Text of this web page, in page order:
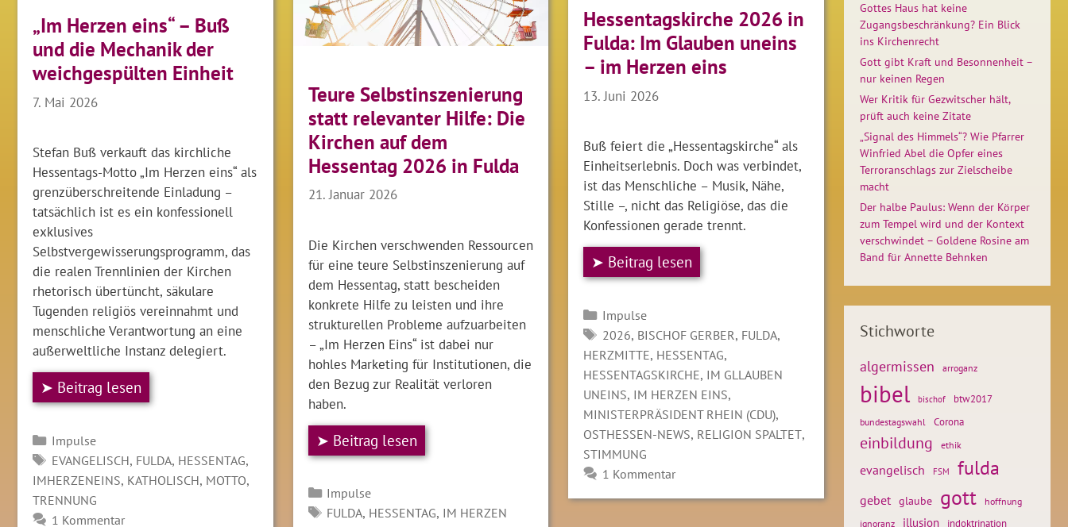
Hessentagskirche 2026 in
Fulda: Im Glauben uneins
– im Herzen eins
13. Juni 2026
Buß feiert die „Hessentagskirche“ als
Einheitserlebnis. Doch was verbindet,
ist das Menschliche – Musik, Nähe,
Stille –, nicht das Religiöse, das die
Konfessionen gerade trennt.
➤ Beitrag lesen
Kategorien
Impulse
SCHLAGWÖRTER
2026, BISCHOF GERBER, FULDA,
HERZMITTE, HESSENTAG,
HESSENTAGSKIRCHE, IM GLLAUBEN
UNEINS, IM HERZEN EINS,
MINISTERPRÄSIDENT RHEIN (CDU),
OSTHESSEN-NEWS, RELIGION SPALTET,
STIMMUNG
1 Kommentar
„Im Herzen eins“ – Buß
und die Mechanik der
weichgespülten Einheit
7. Mai 2026
Stefan Buß verkauft das kirchliche
Hessentags-Motto „Im Herzen eins“ als
grenzüberschreitende Einladung –
tatsächlich ist es ein konfessionell
exklusives
Selbstvergewisserungsprogramm, das
die realen Trennlinien der Kirchen
rhetorisch übertüncht, säkulare
Tugenden religiös vereinnahmt und
menschliche Verantwortung an eine
außerweltliche Instanz delegiert.
➤ Beitrag lesen
Kategorien
Impulse
SCHLAGWÖRTER
EVANGELISCH, FULDA, HESSENTAG,
IMHERZENEINS, KATHOLISCH, MOTTO,
TRENNUNG
1 Kommentar
Teure Selbstinszenierung
statt relevanter Hilfe: Die
Kirchen auf dem
Hessentag 2026 in Fulda
21. Januar 2026
Die Kirchen verschwenden Ressourcen
für eine teure Selbstinszenierung auf
dem Hessentag, statt bescheiden
konkrete Hilfe zu leisten und ihre
strukturellen Probleme aufzuarbeiten
– „Im Herzen Eins“ ist dabei nur
hohles Marketing für Institutionen, die
den Bezug zur Realität verloren
haben.
➤ Beitrag lesen
Kategorien
Impulse
SCHLAGWÖRTER
FULDA, HESSENTAG, IM HERZEN
Gottes Haus hat keine
Zugangsbeschränkung? Ein Blick
ins Kirchenrecht
Gott gibt Kraft und Besonnenheit –
nur keinen Regen
Wer Kritik für Gezwitscher hält,
prüft auch keine Zitate
„Signal des Himmels“? Wie Pfarrer
Winfried Abel die Opfer eines
Terroranschlags zur Zielscheibe
macht
Der halbe Paulus: Wenn der Körper
zum Tempel wird und der Kontext
verschwindet – Goldene Rosine am
Band für Annette Behnken
Stichworte
algermissen arroganz
bibel bischof btw2017
bundestagswahl Corona
einbildung ethik
evangelisch FSM fulda
gebet glaube gott
hoffnung
ignoranz
illusion indoktrination